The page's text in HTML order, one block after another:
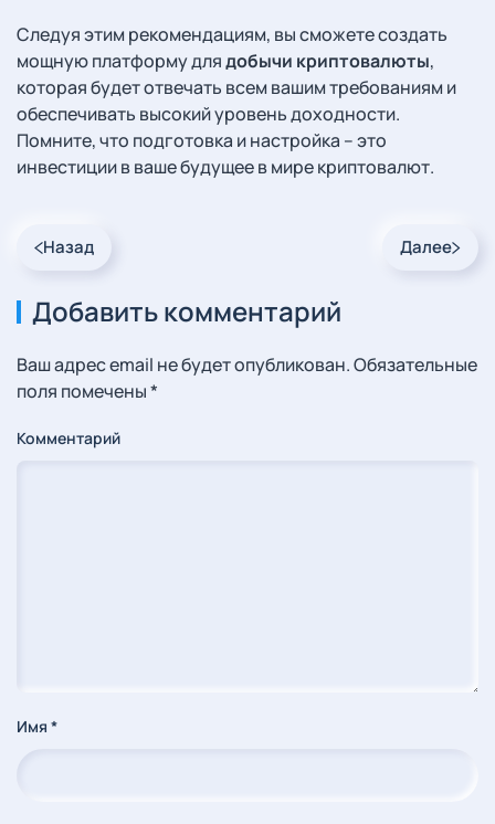
Следуя этим рекомендациям, вы сможете создать
мощную платформу длядобычи криптовалюты,
которая будет отвечать всем вашим требованиям и
обеспечивать высокий уровень доходности.
Помните, что подготовка и настройка – это
инвестиции в ваше будущее в мире криптовалют.
Назад Далее
Добавить комментарий
Ваш адрес email не будет опубликован. Обязательные
поля помечены*
Комментарий
Имя *